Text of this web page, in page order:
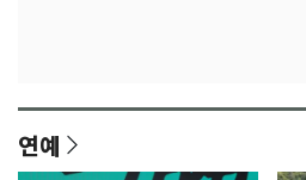
연예